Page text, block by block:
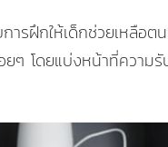
ารฝึกให้เด็กช่วยเหลื
ๆ โดยแบ่งหน้าที่ควา